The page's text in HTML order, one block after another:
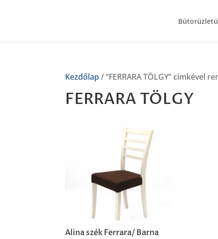
Kezdőlap / “FERRARA TÖLGY” címkével
FERRARA TÖLGY
Alina szék Ferrara/ Barna